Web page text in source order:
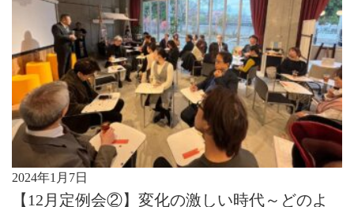
2024年1月7日
【12月定例会②】変化の激しい時代～どのよ